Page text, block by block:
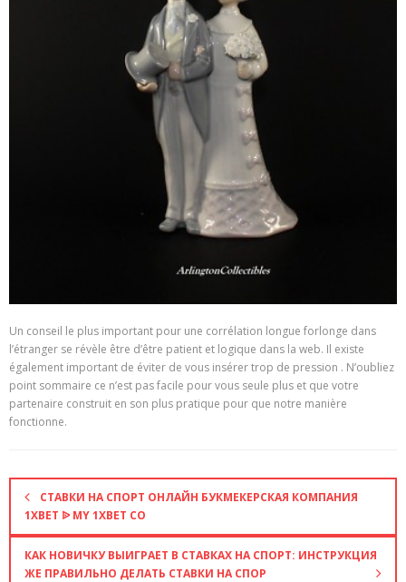
Un conseil le plus important pour une corrélation longue forlonge dans
l’étranger se révèle être d’être patient et logique dans la web. Il existe
également important de éviter de vous insérer trop de pression . N’oubliez
point sommaire ce n’est pas facile pour vous seule plus et que votre
partenaire construit en son plus pratique pour que notre manière
fonctionne.
СТАВКИ НА СПОРТ ОНЛАЙН БУКМЕКЕРСКАЯ КОМПАНИЯ
1XBET ᐉ MY 1XBET CO
КАК НОВИЧКУ ВЫИГРАЕТ В СТАВКАХ НА СПОРТ: ИНСТРУКЦИЯ
ЖЕ ПРАВИЛЬНО ДЕЛАТЬ СТАВКИ НА СПОР